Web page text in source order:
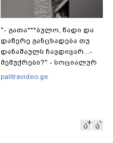
"- გათა***ბულო, წადი და
დაწერე განცხადება თუ
დანაშაულს ჩავდივარ...-
მემუქრები?" - სოციალურ
ქსელში სკანდალური
palitravideo.ge
ა ა